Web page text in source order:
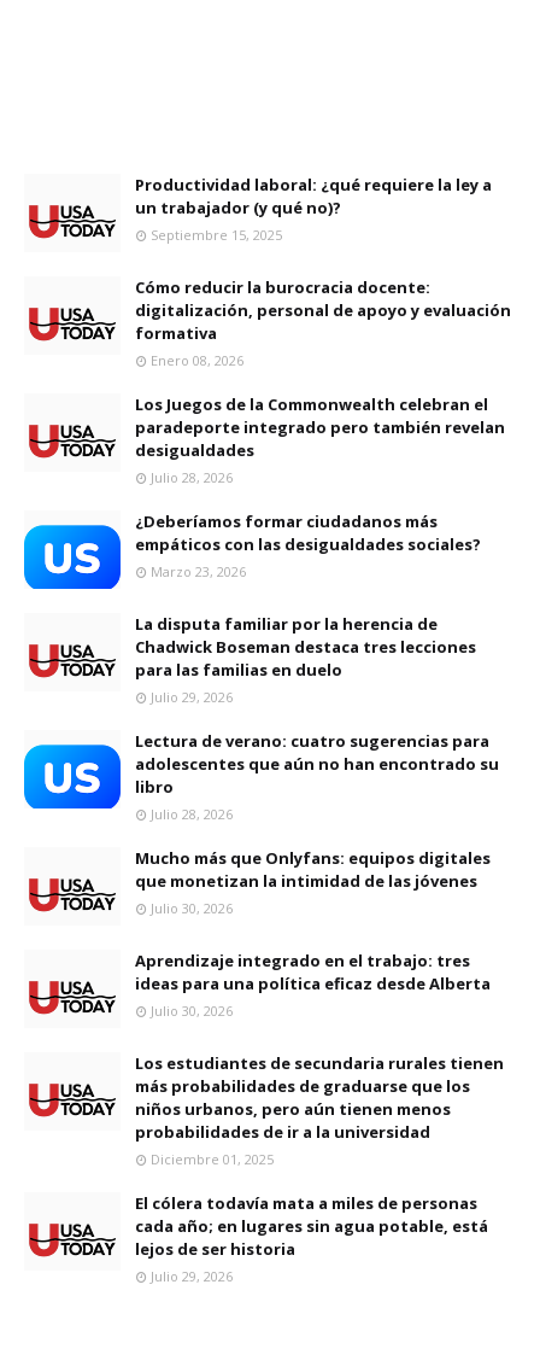
Productividad laboral: ¿qué requiere la ley a
un trabajador (y qué no)?
Septiembre 15, 2025
Cómo reducir la burocracia docente:
digitalización, personal de apoyo y evaluación
formativa
Enero 08, 2026
Los Juegos de la Commonwealth celebran el
paradeporte integrado pero también revelan
desigualdades
Julio 28, 2026
¿Deberíamos formar ciudadanos más
empáticos con las desigualdades sociales?
Marzo 23, 2026
La disputa familiar por la herencia de
Chadwick Boseman destaca tres lecciones
para las familias en duelo
Julio 29, 2026
Lectura de verano: cuatro sugerencias para
adolescentes que aún no han encontrado su
libro
Julio 28, 2026
Mucho más que Onlyfans: equipos digitales
que monetizan la intimidad de las jóvenes
Julio 30, 2026
Aprendizaje integrado en el trabajo: tres
ideas para una política eficaz desde Alberta
Julio 30, 2026
Los estudiantes de secundaria rurales tienen
más probabilidades de graduarse que los
niños urbanos, pero aún tienen menos
probabilidades de ir a la universidad
Diciembre 01, 2025
El cólera todavía mata a miles de personas
cada año; en lugares sin agua potable, está
lejos de ser historia
Julio 29, 2026